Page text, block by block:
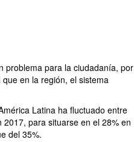
problema para la ciudadanía, por
en la región, el sistema
Latina ha fluctuado entre
para situarse en el 28% en
del 35%.